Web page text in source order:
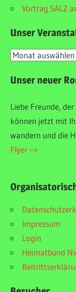
Vortrag SALZ
Unser
Unser
Unser neuer
Liebe Freunde,
können jetzt mit
wandern und die
Flyer –>
Impressum
Login
Heimatbund